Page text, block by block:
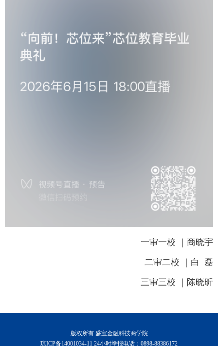
一审一校 ｜商晓宇
二审二校 ｜白 磊
三审三校 ｜陈晓昕
版权所有 盛宝金融科技商学院
琼ICP备14001034-11 24小时举报电话：0898-88386172